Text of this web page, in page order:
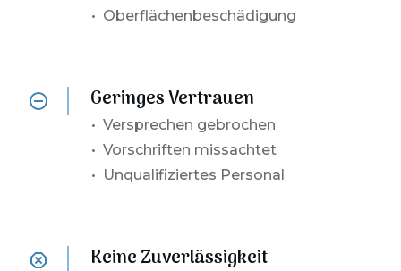
• Oberflächenbeschädigung
Geringes Vertrauen
•Versprechen gebrochen
• Vorschriften missachtet
• Unqualifiziertes Personal
Keine Zuverlässigkeit